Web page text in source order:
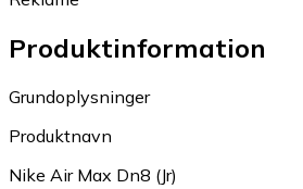
Produktinformation
Grundoplysninger
Produktnavn
Nike Air Max Dn8 (Jr)